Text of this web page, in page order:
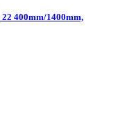
400mm/1400mm,